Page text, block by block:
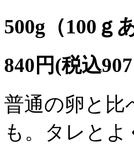
500g（100ｇ
840円(税込
普通の卵と比
も。タレと